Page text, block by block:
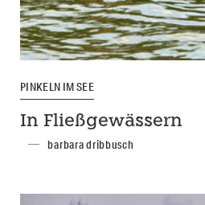
PINKELN IM SEE
In Fließgewässern
barbara dribbusch